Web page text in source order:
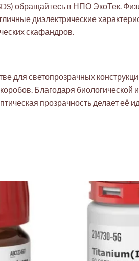
обращайтесь в НПО ЭкоТек.
диэлектрические
скафандров.
для светопрозрачных
Благодаря биологической
прозрачность делает её